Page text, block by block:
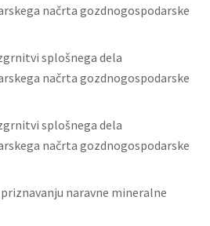
načrta gozdnogospodarske
splošnega dela
načrta gozdnogospodarske
splošnega dela
načrta gozdnogospodarske
naravne mineralne